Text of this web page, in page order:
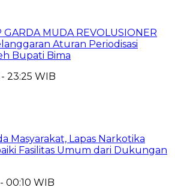
MUDA REVOLUSIONER
Aturan Periodisasi
Bupati Bima
23:25 WIB
Masyarakat, Lapas Narkotika
Fasilitas Umum dari Dukungan
00:10 WIB